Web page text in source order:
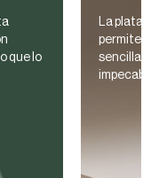
que lo
La
permite
sencilla y
impecable.